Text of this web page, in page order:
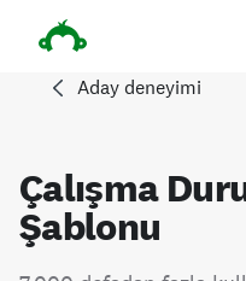
Aday deneyimi
Çalışma
Şablonu